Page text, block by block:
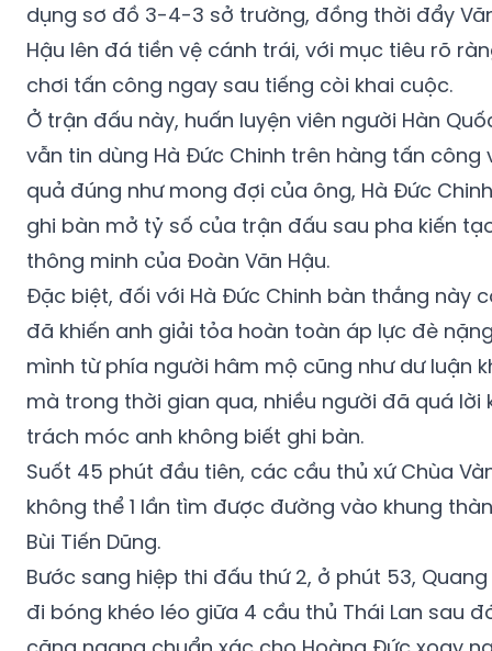
dụng sơ đồ 3-4-3 sở trường, đồng thời đẩy
Hậu lên đá tiền vệ cánh trái, với mục tiêu rõ
chơi tấn công ngay sau tiếng còi khai cuộc.
Ở trận đấu này, huấn luyện viên người Hàn
vẫn tin dùng Hà Đức Chinh trên hàng tấn công
quả đúng như mong đợi của ông, Hà Đức
ghi bàn mở tỷ số của trận đấu sau pha kiến
thông minh của Đoàn Văn Hậu.
Đặc biệt, đối với Hà Đức Chinh bàn thắng này
đã khiến anh giải tỏa hoàn toàn áp lực đè
mình từ phía người hâm mộ cũng như dư luận
mà trong thời gian qua, nhiều người đã quá lời
trách móc anh không biết ghi bàn.
Suốt 45 phút đầu tiên, các cầu thủ xứ Chùa
không thể 1 lần tìm được đường vào khung
Bùi Tiến Dũng.
Bước sang hiệp thi đấu thứ 2, ở phút 53, Quang
đi bóng khéo léo giữa 4 cầu thủ Thái Lan sau